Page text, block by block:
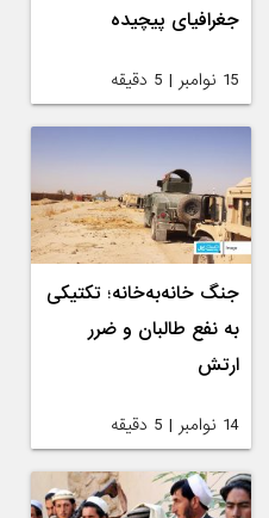
جغرافیای پیچیده
15 نوامبر | 5 دقیقه
جنگ خانه‌به‌خانه؛ تکتیکی
به نفع طالبان و ضرر
ارتش
14 نوامبر | 5 دقیقه